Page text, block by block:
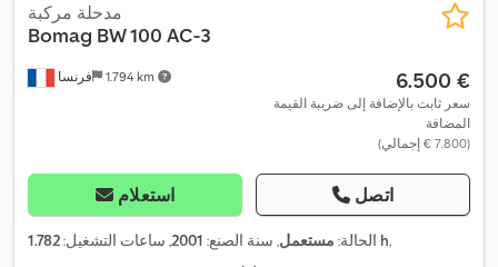
فرنسا 1.794 km
مدحلة مركبة
Bomag BW 100 AC-3
‏6.500 €
سعر ثابت بالإضافة إلى ضريبة القيمة
المضافة
(‏7.800 € إجمالي)
استعلام اتصل
الحالة: مستعمل, سنة الصنع: 2001, ساعات التشغيل: 1.782 h,